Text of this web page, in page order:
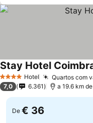
4 EstrelasHotel Quartos com
Stay Hotel
7,0 6.361 a 19.6 km
De € 36